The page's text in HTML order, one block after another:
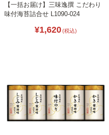
【一括お届け】三味逸撰 こだわり
味付海苔詰合せ L1090-024
¥1,620(税込)